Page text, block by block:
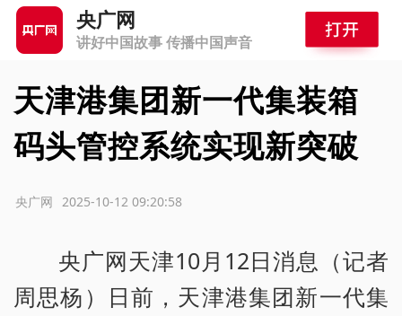
央广网
讲好中国故事 传播中国声音
天津港集团新一代集装箱
码头管控系统实现新突破
2025-10-12 09:20:58
央广网
央广网天津10月12日消息（记者
周思杨）日前，天津港集团新一代集